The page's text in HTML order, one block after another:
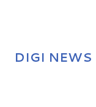
DIGI NEWS